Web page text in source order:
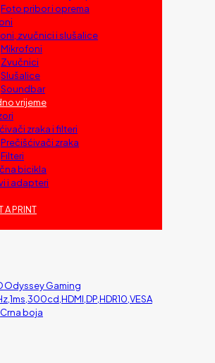
Foto pribor i oprema
zvučnici i slušalice
Mikrofoni
Zvučnici
Slušalice
Soundbar
vrijeme
zraka i filteri
Prečišćivači zraka
Filteri
bicikla
i adapteri
A PRINT
Odyssey Gaming
boja